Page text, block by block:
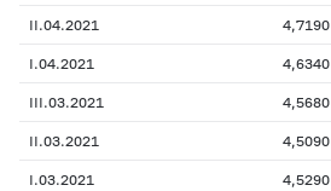
II.04.2021 4,7190
I.04.2021 4,6340
III.03.2021 4,5680
II.03.2021 4,5090
I.03.2021 4,5290